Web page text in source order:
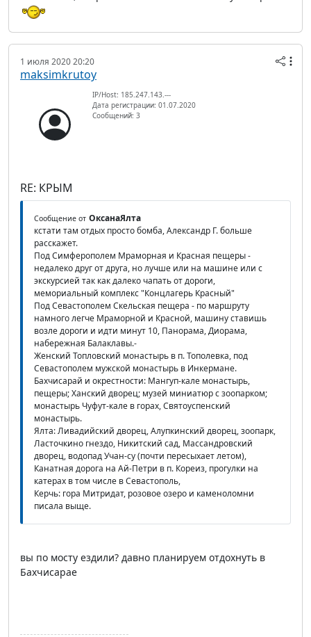
1 июля 2020 20:20
maksimkrutoy
IP/Host: 185.247.143.---
Дата регистрации: 01.07.2020
Сообщений: 3
RE: КРЫМ
Сообщение от ОксанаЯлта
кстати там отдых просто бомба, Александр Г. больше
расскажет.
Под Симферополем Мраморная и Красная пещеры -
недалеко друг от друга, но лучше или на машине или с
экскурсией так как далеко чапать от дороги,
мемориальный комплекс "Концлагерь Красный"
Под Севастополем Скельская пещера - по маршруту
намного легче Мраморной и Красной, машину ставишь
возле дороги и идти минут 10, Панорама, Диорама,
набережная Балаклавы.-
Женский Топловский монастырь в п. Тополевка, под
Севастополем мужской монастырь в Инкермане.
Бахчисарай и окрестности: Мангуп-кале монастырь,
пещеры; Ханский дворец; музей миниатюр с зоопарком;
монастырь Чуфут-кале в горах, Святоуспенский
монастырь.
Ялта: Ливадийский дворец, Алупкинский дворец, зоопарк,
Ласточкино гнездо, Никитский сад, Массандровский
дворец, водопад Учан-су (почти пересыхает летом),
Канатная дорога на Ай-Петри в п. Кореиз, прогулки на
катерах в том числе в Севастополь,
Керчь: гора Митридат, розовое озеро и каменоломни
писала выще.
вы по мосту ездили? давно планируем отдохнуть в
Бахчисарае